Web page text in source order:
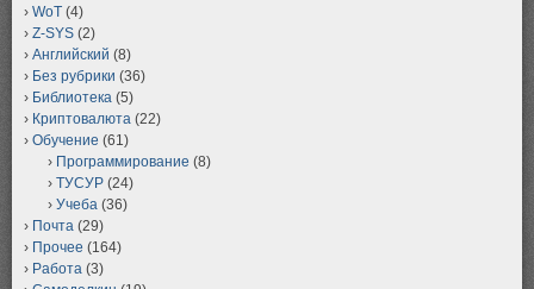
WoT (4)
Z-SYS (2)
Английский (8)
Без рубрики (36)
Библиотека (5)
Криптовалюта (22)
Обучение (61)
Программирование (8)
ТУСУР (24)
Учеба (36)
Почта (29)
Прочее (164)
Работа (3)